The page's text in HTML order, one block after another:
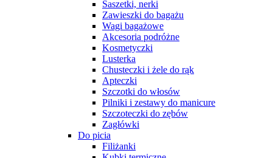
Saszetki, nerki
Zawieszki do bagażu
Wagi bagażowe
Akcesoria podróżne
Kosmetyczki
Lusterka
Chusteczki i żele do rąk
Apteczki
Szczotki do włosów
Pilniki i zestawy do manicure
Szczoteczki do zębów
Zagłówki
Do picia
Filiżanki